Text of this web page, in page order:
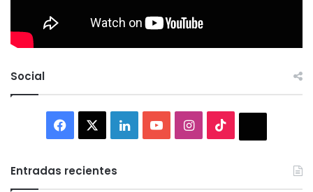
Social
Facebook LinkedInYouTubeInstagram
Entradas recientes